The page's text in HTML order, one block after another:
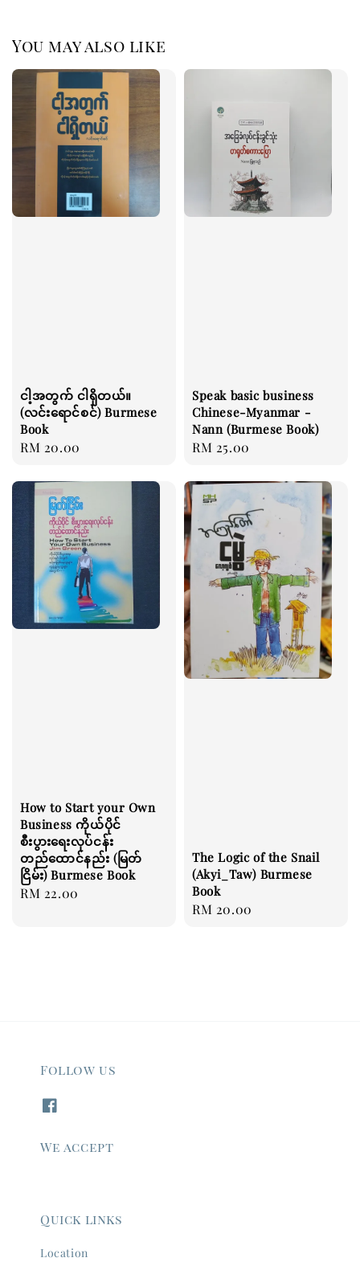
You may also like
ငါ့အတွက် ငါရှိတယ်။
(လင်းရောင်စင်) Burmese
Book
Regular
RM 20.00
Speak basic business
Chinese-Myanmar -
Nann (Burmese Book)
Regular
RM 25.00
How to Start your Own
Business ကိုယ်ပိုင်
စီးပွားရေးလုပ်ငန်း
တည်ထောင်နည်း (မြတ်
ငြိမ်း) Burmese Book
Regular
RM 22.00
The Logic of the Snail
(Akyi_Taw) Burmese
Book
Regular
RM 20.00
Follow us
We accept
Quick links
Location